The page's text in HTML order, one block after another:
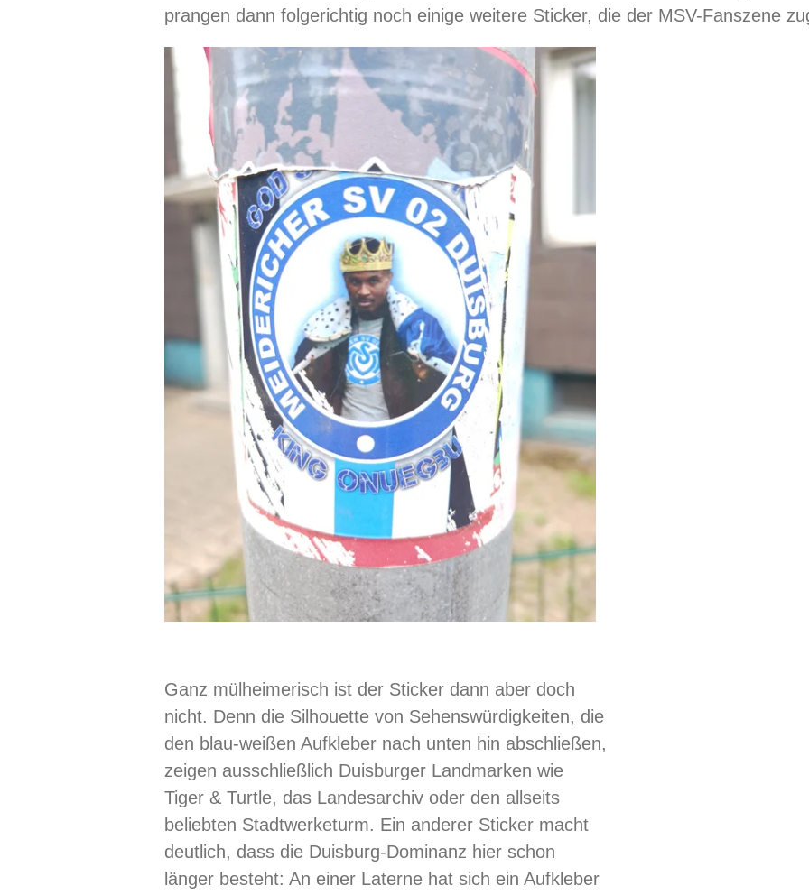
prangen dann folgerichtig noch einige weitere Sticker, die der MSV-Fanszene
Ganz mülheimerisch ist der Sticker dann aber doch
nicht. Denn die Silhouette von Sehenswürdigkeiten, die
den blau-weißen Aufkleber nach unten hin abschließen,
zeigen ausschließlich Duisburger Landmarken wie
Tiger & Turtle, das Landesarchiv oder den allseits
beliebten Stadtwerketurm. Ein anderer Sticker macht
deutlich, dass die Duisburg-Dominanz hier schon
länger besteht: An einer Laterne hat sich ein Aufkleber